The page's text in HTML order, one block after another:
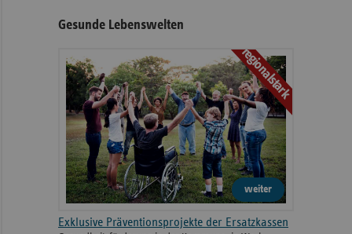
Gesunde Lebenswelten
regionalstark
weiter
Exklusive Präventionsprojekte der Ersatzkassen